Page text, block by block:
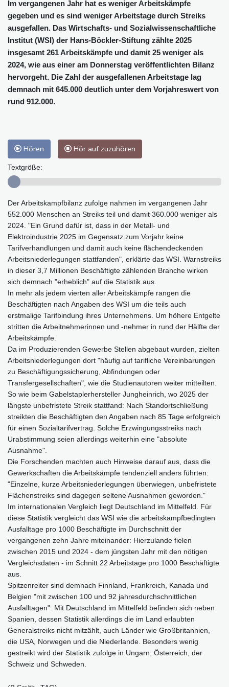
Im vergangenen Jahr hat es weniger Arbeitskämpfe
gegeben und es sind weniger Arbeitstage durch Streiks
ausgefallen. Das Wirtschafts- und Sozialwissenschaftliche
Institut (WSI) der Hans-Böckler-Stiftung zählte 2025
insgesamt 261 Arbeitskämpfe und damit 25 weniger als
2024, wie aus einer am Donnerstag veröffentlichten Bilanz
hervorgeht. Die Zahl der ausgefallenen Arbeitstage lag
demnach mit 645.000 deutlich unter dem Vorjahreswert von
rund 912.000.
Hören Hör auf zuzuhören
Textgröße:
Der Arbeitskampfbilanz zufolge nahmen im vergangenen Jahr
552.000 Menschen an Streiks teil und damit 360.000 weniger als
2024. "Ein Grund dafür ist, dass in der Metall- und
Elektroindustrie 2025 im Gegensatz zum Vorjahr keine
Tarifverhandlungen und damit auch keine flächendeckenden
Arbeitsniederlegungen stattfanden", erklärte das WSI. Warnstreiks
in dieser 3,7 Millionen Beschäftigte zählenden Branche wirken
sich demnach "erheblich" auf die Statistik aus.
In mehr als jedem vierten aller Arbeitskämpfe rangen die
Beschäftigten nach Angaben des WSI um die teils auch
erstmalige Tarifbindung ihres Unternehmens. Um höhere Entgelte
stritten die Arbeitnehmerinnen und -nehmer in rund der Hälfte der
Arbeitskämpfe.
Da im Produzierenden Gewerbe Stellen abgebaut wurden, zielten
Arbeitsniederlegungen dort "häufig auf tarifliche Vereinbarungen
zu Beschäftigungssicherung, Abfindungen oder
Transfergesellschaften", wie die Studienautoren weiter mitteilten.
So wie beim Gabelstaplerhersteller Jungheinrich, wo 2025 der
längste unbefristete Streik stattfand: Nach Standortschließung
streikten die Beschäftigten den Angaben nach 85 Tage erfolgreich
für einen Sozialtarifvertrag. Solche Erzwingungsstreiks nach
Urabstimmung seien allerdings weiterhin eine "absolute
Ausnahme".
Die Forschenden machten auch Hinweise darauf aus, dass die
Gewerkschaften die Arbeitskämpfe tendenziell anders führten:
"Einzelne, kurze Arbeitsniederlegungen überwiegen, unbefristete
Flächenstreiks sind dagegen seltene Ausnahmen geworden."
Im internationalen Vergleich liegt Deutschland im Mittelfeld. Für
diese Statistik vergleicht das WSI wie die arbeitskampfbedingten
Ausfalltage pro 1000 Beschäftigte im Durchschnitt der
vergangenen zehn Jahre miteinander: Hierzulande fielen
zwischen 2015 und 2024 - dem jüngsten Jahr mit den nötigen
Vergleichsdaten - im Schnitt 22 Arbeitstage pro 1000 Beschäftigte
aus.
Spitzenreiter sind demnach Finnland, Frankreich, Kanada und
Belgien "mit zwischen 100 und 92 jahresdurchschnittlichen
Ausfalltagen". Mit Deutschland im Mittelfeld befinden sich neben
Spanien, dessen Statistik allerdings die im Land erlaubten
Generalstreiks nicht mitzählt, auch Länder wie Großbritannien,
die USA, Norwegen und die Niederlande. Besonders wenig
gestreikt wird der Statistik zufolge in Ungarn, Österreich, der
Schweiz und Schweden.